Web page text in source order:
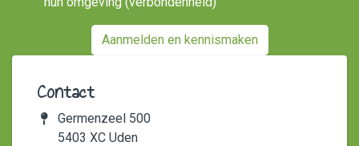
Aanmelden en kennismaken
Contact
Germenzeel 500
5403 XC Uden